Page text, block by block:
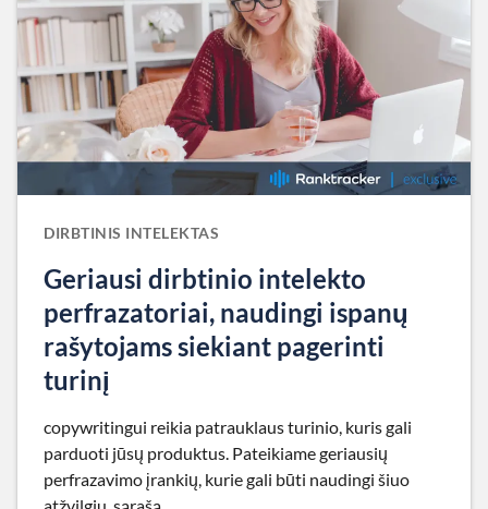
DIRBTINIS INTELEKTAS
Geriausi dirbtinio intelekto
perfrazatoriai, naudingi ispanų
rašytojams siekiant pagerinti
turinį
copywritingui reikia patrauklaus turinio, kuris gali
parduoti jūsų produktus. Pateikiame geriausių
perfrazavimo įrankių, kurie gali būti naudingi šiuo